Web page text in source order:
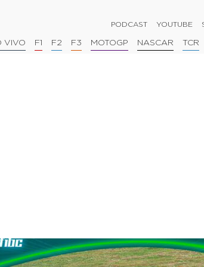
PODCAST YOUTUBE
VIVO F1 F2 F3 MOTOGP NASCAR TCR